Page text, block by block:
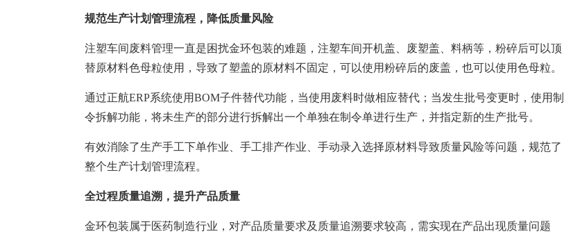
规范生产计划管理流程，降低质量风险
注塑车间废料管理一直是困扰金环包装的难题，注塑车间开机盖、废塑盖、料柄等，粉碎后可以顶
替原材料色母粒使用，导致了塑盖的原材料不固定，可以使用粉碎后的废盖，也可以使用色母粒。
通过正航ERP系统使用BOM子件替代功能，当使用废料时做相应替代；当发生批号变更时，使用制
令拆解功能，将未生产的部分进行拆解出一个单独在制令单进行生产，并指定新的生产批号。
有效消除了生产手工下单作业、手工排产作业、手动录入选择原材料导致质量风险等问题，规范了
整个生产计划管理流程。
全过程质量追溯，提升产品质量
金环包装属于医药制造行业，对产品质量要求及质量追溯要求较高，需实现在产品出现质量问题